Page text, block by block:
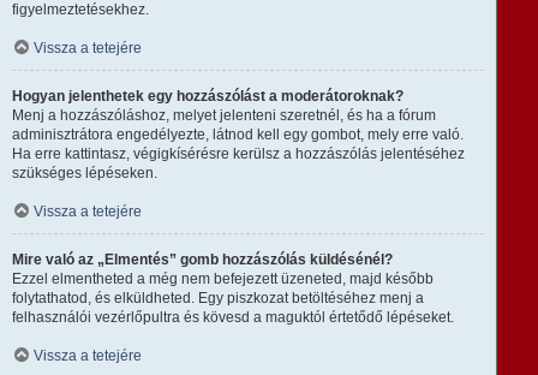
figyelmeztetésekhez.
Vissza a tetejére
Hogyan jelenthetek egy hozzászólást a moderátoroknak?
Menj a hozzászóláshoz, melyet jelenteni szeretnél, és ha a fórum
adminisztrátora engedélyezte, látnod kell egy gombot, mely erre való.
Ha erre kattintasz, végigkísérésre kerülsz a hozzászólás jelentéséhez
szükséges lépéseken.
Vissza a tetejére
Mire való az „Elmentés” gomb hozzászólás küldésénél?
Ezzel elmentheted a még nem befejezett üzeneted, majd később
folytathatod, és elküldheted. Egy piszkozat betöltéséhez menj a
felhasználói vezérlőpultra és kövesd a maguktól értetődő lépéseket.
Vissza a tetejére